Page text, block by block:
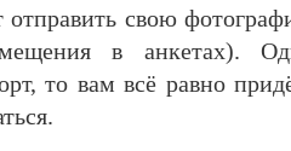
свою
в анкетах).
то вам всё равно